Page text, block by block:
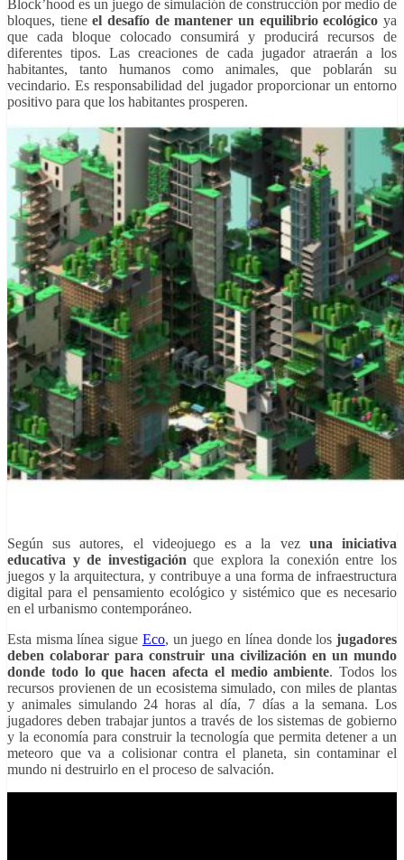
Block’hood es un juego de simulación de construcción por medio de
bloques, tieneel desafío de mantener un equilibrio ecológico ya
que cada bloque colocado consumirá y producirá recursos de
diferentes tipos. Las creaciones de cada jugador atraerán a los
habitantes, tanto humanos como animales, que poblarán su
vecindario. Es responsabilidad del jugador proporcionar un entorno
positivo para que los habitantes prosperen.
Según sus autores, el videojuego es a la vez una iniciativa
educativa y de investigación que explora la conexión entre los
juegos y la arquitectura, y contribuye a una forma de infraestructura
digital para el pensamiento ecológico y sistémico que es necesario
en el urbanismo contemporáneo.
Esta misma línea sigue Eco, un juego en línea donde losjugadores
deben colaborar para construir una civilización en un mundo
donde todo lo que hacen afecta el medio ambiente. Todos los
recursos provienen de un ecosistema simulado, con miles de plantas
y animales simulando 24 horas al día, 7 días a la semana. Los
jugadores deben trabajar juntos a través de los sistemas de gobierno
y la economía para construir la tecnología que permita detener a un
meteoro que va a colisionar contra el planeta, sin contaminar el
mundo ni destruirlo en el proceso de salvación.